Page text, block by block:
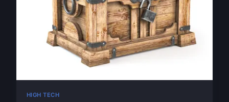
HIGH TECH